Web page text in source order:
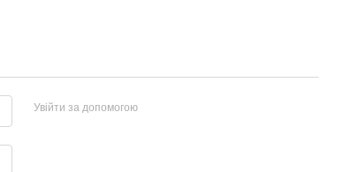
Увійти за допомогою